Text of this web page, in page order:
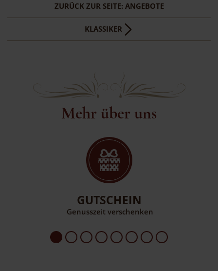
ZURÜCK ZUR SEITE: ANGEBOTE
KLASSIKER
Mehr über uns
GUTSCHEIN
Genusszeit verschenken